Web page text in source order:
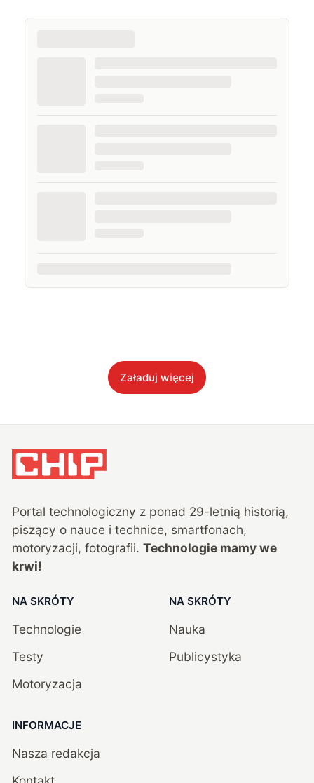
interesując się nowymi technologiami, ale nie
Załaduj więcej
Portal technologiczny z ponad 29-letnią historią,
piszący o nauce i technice, smartfonach,
motoryzacji, fotografii. Technologie mamy we
krwi!
NA SKRÓTY
Technologie
Testy
Motoryzacja
NA SKRÓTY
Nauka
Publicystyka
INFORMACJE
Nasza redakcja